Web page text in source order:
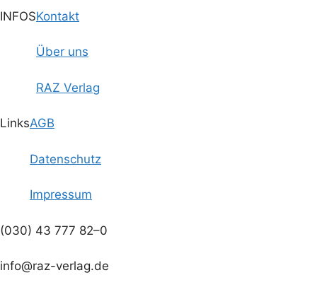
INFOSKontakt
Über uns
RAZ Verlag
LinksAGB
Datenschutz
Impressum
(030) 43 777 82–0
info@raz-verlag.de